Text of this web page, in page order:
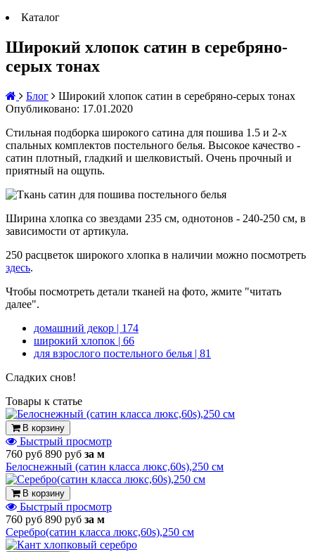
Каталог
Широкий хлопок сатин в серебряно-
серых тонах
Блог
Широкий хлопок сатин в серебряно-серых тонах
Опубликовано: 17.01.2020
Стильная подборка широкого сатина для пошива 1.5 и 2-х
спальных комплектов постельного белья. Высокое качество -
сатин плотный, гладкий и шелковистый. Очень прочный и
приятный на ощупь.
Ширина хлопка со звездами 235 см, однотонов - 240-250 см, в
зависимости от артикула.
250 расцветок широкого хлопка в наличии можно посмотреть
здесь.
Чтобы посмотреть детали тканей на фото, жмите "читать
далее".
домашний декор | 174
широкий хлопок | 66
для взрослого постельного белья | 81
Сладких снов!
Товары к статье
В корзину
Быстрый просмотр
760 руб 890 руб за м
Белоснежный (сатин класса люкс,60s),250 см
В корзину
Быстрый просмотр
760 руб 890 руб за м
Серебро(сатин класса люкс,60s),250 см